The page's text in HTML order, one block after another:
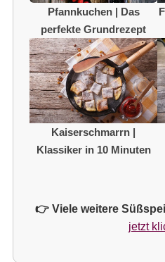
Pfannkuchen | Das
perfekte Grundrezept
Kaiserschmarrn |
Klassiker in 10 Minuten
👉 Viele weitere
jetzt